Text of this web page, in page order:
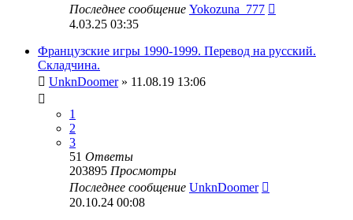
Последнее сообщение Yokozuna_777
4.03.25 03:35
Французские игры 1990-1999. Перевод на русский.
Складчина.
UnknDoomer» 11.08.19 13:06
1
2
3
51 Ответы
203895 Просмотры
Последнее сообщение UnknDoomer
20.10.24 00:08